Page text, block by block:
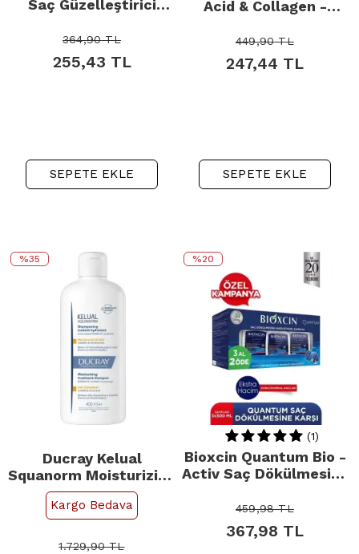
Saç Güzelleştirici
364,90TL
255,43 TL
SEPETE EKLE
Acid & Collagen -
Bakım Kremi 150ml
449,90TL
247,44 TL
SEPETE EKLE
%35
Ducray Kelual
Squanorm Moisturizing
Treatment Shampoo -
Kepek Karşıtı Bakım
Kargo Bedava
1.729,90TL
%20
(1)
Bioxcin Quantum Bio -
Activ Saç Dökülmesine
Kuru/Normal Saçlar
300ml 3 Al 2 Öde
459,98TL
367,98 TL